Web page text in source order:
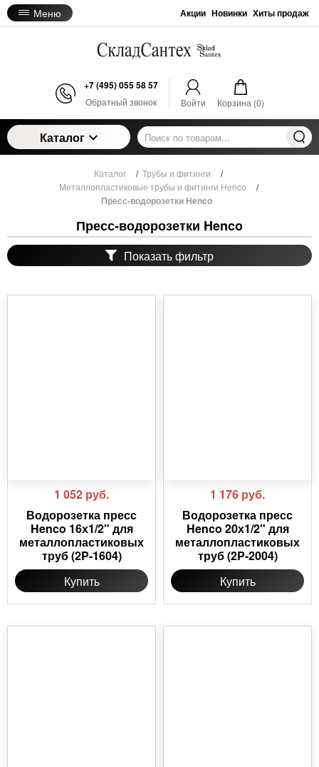
Меню Акции Новинки Хиты продаж
+7 (495) 055 58 57
Обратный звонок Войти Корзина (0)
Каталог
Каталог / Трубы и фитинги
/
Металлопластиковые трубы и фитинги Henco
/
Пресс-водорозетки Henco
Пресс-водорозетки Henco
Показать фильтр
1 052 руб.
Водорозетка пресс
Henco 16х1/2" для
металлопластиковых
труб (2P-1604)
Купить
1 176 руб.
Водорозетка пресс
Henco 20х1/2" для
металлопластиковых
труб (2P-2004)
Купить